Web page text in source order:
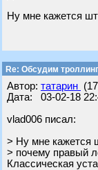
Ну мне кажется
Re: Обсудим
Автор: татарин
Дата: 03-02-18
vlad006 писал:
> Ну мне кажется
> почему правый
Классическая